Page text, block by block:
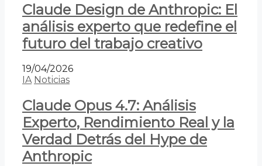
Claude Design de Anthropic: El
análisis experto que redefine el
futuro del trabajo creativo
19/04/2026
IA Noticias
Claude Opus 4.7: Análisis
Experto, Rendimiento Real y la
Verdad Detrás del Hype de
Anthropic